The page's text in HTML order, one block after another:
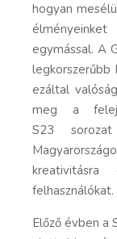
hogyan
egymással. A
legkorszerűbb
ezáltal
meg a
S23
felhasználókat.
Előző évben a